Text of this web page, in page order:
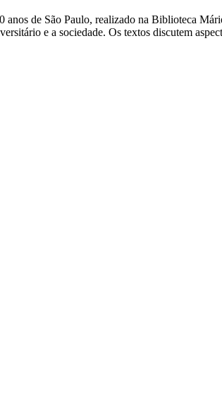
de São Paulo, realizado na Biblioteca
e a sociedade. Os textos discutem